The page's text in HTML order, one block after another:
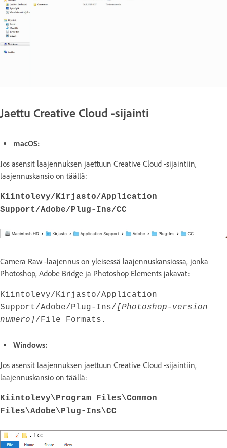
Jaettu Creative Cloud -sijainti
macOS:
Jos asensit laajennuksen jaettuun Creative Cloud -sijaintiin,
laajennuskansio on täällä:
Kiintolevy/Kirjasto/Application
Support/Adobe/Plug-Ins/CC
Camera Raw -laajennus on yleisessä laajennuskansiossa, jonka
Photoshop, Adobe Bridge ja Photoshop Elements jakavat:
Kiintolevy/Kirjasto/Application
Support/Adobe/Plug-Ins/ [Photoshop-version
numero]/File Formats.
Windows:
Jos asensit laajennuksen jaettuun Creative Cloud -sijaintiin,
laajennuskansio on täällä:
Kiintolevy\Program Files\Common
Files\Adobe\Plug-Ins\CC